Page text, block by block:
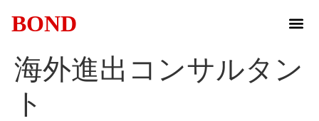
BOND
海外進出コンサルタン
ト